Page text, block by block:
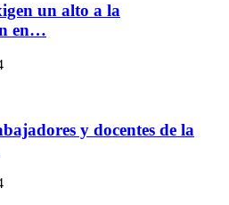
un alto a la
en…
y docentes de la